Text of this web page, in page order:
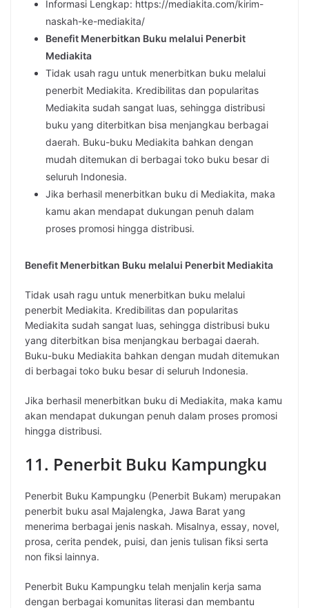
Informasi Lengkap: https://mediakita.com/kirim-
naskah-ke-mediakita/
Benefit Menerbitkan Buku melalui Penerbit
Mediakita
Tidak usah ragu untuk menerbitkan buku melalui
penerbit Mediakita. Kredibilitas dan popularitas
Mediakita sudah sangat luas, sehingga distribusi
buku yang diterbitkan bisa menjangkau berbagai
daerah. Buku-buku Mediakita bahkan dengan
mudah ditemukan di berbagai toko buku besar di
seluruh Indonesia.
Jika berhasil menerbitkan buku di Mediakita, maka
kamu akan mendapat dukungan penuh dalam
proses promosi hingga distribusi.
Benefit Menerbitkan Buku melalui Penerbit Mediakita
Tidak usah ragu untuk menerbitkan buku melalui
penerbit Mediakita. Kredibilitas dan popularitas
Mediakita sudah sangat luas, sehingga distribusi buku
yang diterbitkan bisa menjangkau berbagai daerah.
Buku-buku Mediakita bahkan dengan mudah ditemukan
di berbagai toko buku besar di seluruh Indonesia.
Jika berhasil menerbitkan buku di Mediakita, maka kamu
akan mendapat dukungan penuh dalam proses promosi
hingga distribusi.
11. Penerbit Buku Kampungku
Penerbit Buku Kampungku (Penerbit Bukam) merupakan
penerbit buku asal Majalengka, Jawa Barat yang
menerima berbagai jenis naskah. Misalnya, essay, novel,
prosa, cerita pendek, puisi, dan jenis tulisan fiksi serta
non fiksi lainnya.
Penerbit Buku Kampungku telah menjalin kerja sama
dengan berbagai komunitas literasi dan membantu